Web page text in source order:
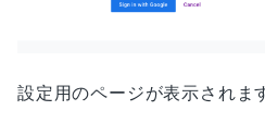
設定用のページが表示されま